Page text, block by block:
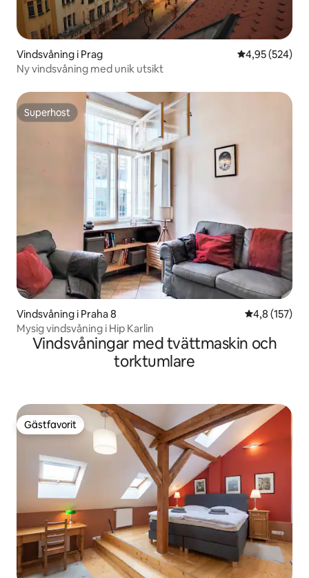
Vindsvåning i Prag 4,95 av 5 i
4,95 (524)
Ny vindsvåning med unik utsikt
Superhost
Superhost
Vindsvåning i Praha 8 4,8 av 5 i
4,8 (157)
Mysig vindsvåning i Hip Karlin
Vindsvåningar med tvättmaskin och
torktumlare
Gästfavorit
Gästfavorit